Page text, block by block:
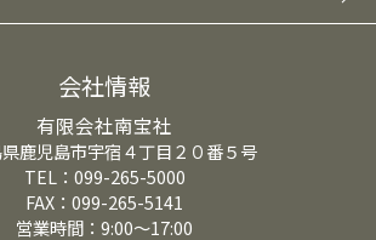
会社情報
有限会社南宝社
鹿児島市宇宿４丁目２０番５号
TEL：099-265-5000
FAX：099-265-5141
営業時間：9:00～17:00